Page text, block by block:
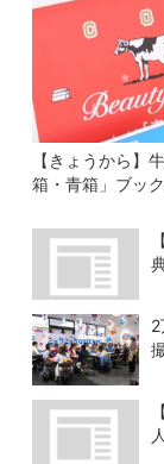
【きょうから】
箱・青箱」ブッ
阪で無料配布！
に「牛のカード